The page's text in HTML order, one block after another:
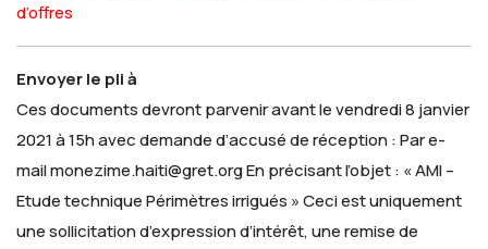
d’offres
Envoyer le pli à
Ces documents devront parvenir avant le vendredi 8 janvier
2021 à 15h avec demande d’accusé de réception :Par e-
mailmonezime.haiti@gret.orgEn précisant l’objet : « AMI –
Etude technique Périmètres irrigués »Ceci est uniquement
une sollicitation d’expression d’intérêt, une remise de